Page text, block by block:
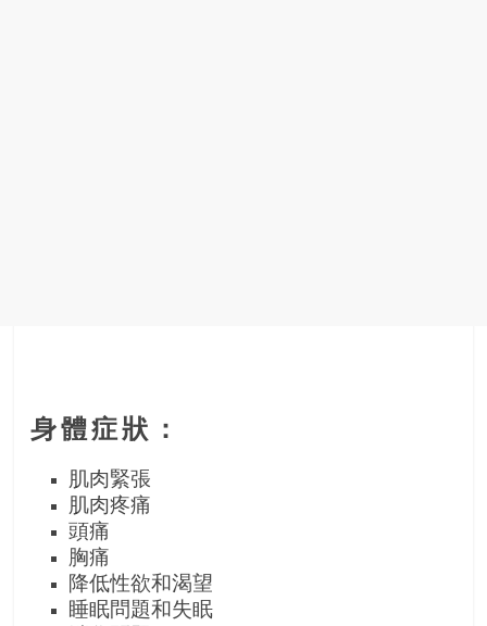
身體症狀：
肌肉緊張
肌肉疼痛
頭痛
胸痛
降低性欲和渴望
睡眠問題和失眠